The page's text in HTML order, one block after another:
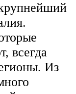
всегда
Из